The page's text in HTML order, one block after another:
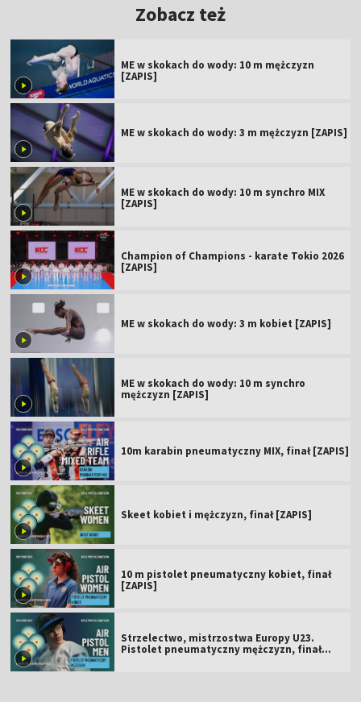
Zobacz też
ME w skokach do wody: 10 m mężczyzn
[ZAPIS]
ME w skokach do wody: 3 m mężczyzn [ZAPIS]
ME w skokach do wody: 10 m synchro MIX
[ZAPIS]
Champion of Champions - karate Tokio 2026
[ZAPIS]
ME w skokach do wody: 3 m kobiet [ZAPIS]
ME w skokach do wody: 10 m synchro
mężczyzn [ZAPIS]
10m karabin pneumatyczny MIX, finał [ZAPIS]
Skeet kobiet i mężczyzn, finał [ZAPIS]
10 m pistolet pneumatyczny kobiet, finał
[ZAPIS]
Strzelectwo, mistrzostwa Europy U23.
Pistolet pneumatyczny mężczyzn, finał